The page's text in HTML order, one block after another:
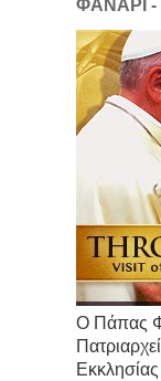
ΦΑΝΑΡΙ -
Ο Πάπας
Εκκλησίας